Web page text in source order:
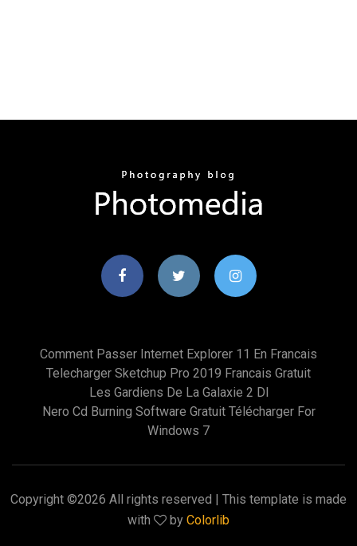
Comment Passer Internet Explorer 11 En Francais
Telecharger Sketchup Pro 2019 Francais Gratuit
Les Gardiens De La Galaxie 2 Dl
Nero Cd Burning Software Gratuit Télécharger For
Windows 7
Copyright ©2026 All rights reserved | This template is made
with
by Colorlib